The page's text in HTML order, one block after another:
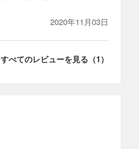
2020年11月03日
すべてのレビューを見る（1）